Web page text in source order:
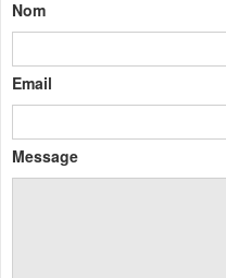
Nom
Email
Message